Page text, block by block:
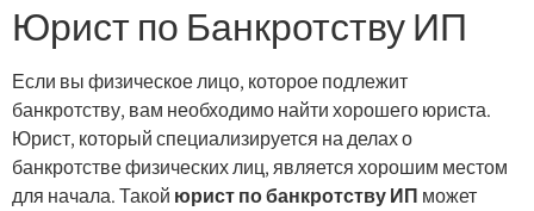
Юрист по Банкротству ИП
Если вы физическое лицо, которое подлежит
банкротству, вам необходимо найти хорошего юриста.
Юрист, который специализируется на делах о
банкротстве физических лиц, является хорошим местом
для начала. Такой юрист по банкротству ИП может